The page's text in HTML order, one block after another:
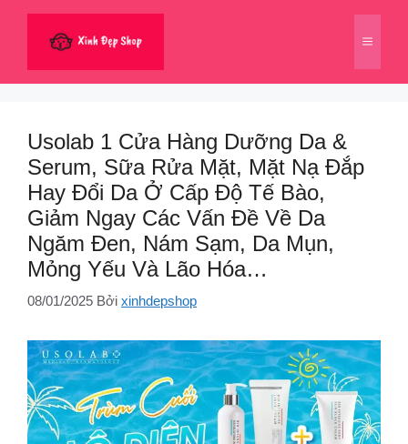
dung
Menu
Usolab 1 Cửa Hàng Dưỡng Da &
Serum, Sữa Rửa Mặt, Mặt Nạ Đắp
Hay Đổi Da Ở Cấp Độ Tế Bào,
Giảm Ngay Các Vấn Đề Về Da
Ngăm Đen, Nám Sạm, Da Mụn,
Mỏng Yếu Và Lão Hóa…
08/01/2025 Bởi xinhdepshop